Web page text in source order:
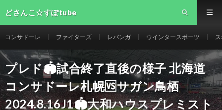
どさんこ☆すぽtube
コンサドーレ ファイターズ レバンガ ウインタースポーツ
プレド🏟試合終了直後の様子 北海道
コンサドーレ札幌🆚サガン鳥栖
2024.8.16J1🏟大和ハウスプレミスト